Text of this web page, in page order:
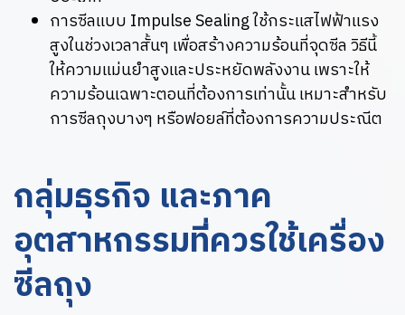
การซีลแบบ Impulse Sealing ใช้กระแสไฟฟ้าแรง
สูงในช่วงเวลาสั้นๆ เพื่อสร้างความร้อนที่จุดซีล วิธีนี้
ให้ความแม่นยำสูงและประหยัดพลังงาน เพราะให้
ความร้อนเฉพาะตอนที่ต้องการเท่านั้น เหมาะสำหรับ
การซีลถุงบางๆ หรือฟอยล์ที่ต้องการความประณีต
กลุ่มธุรกิจ และภาค
อุตสาหกรรมที่ควรใช้เครื่อง
ซีลถุง